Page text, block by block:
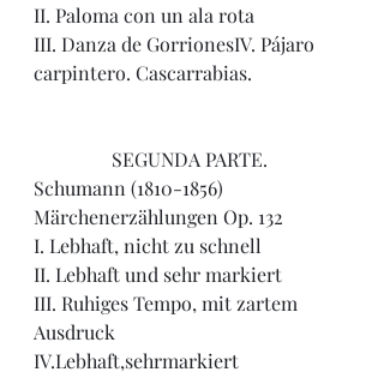
II. Paloma con un ala rota
III. Danza de GorrionesIV. Pájaro
carpintero. Cascarrabias.
SEGUNDA PARTE.
Schumann (1810-1856)
Märchenerzählungen Op. 132
I. Lebhaft, nicht zu schnell
II. Lebhaft und sehr markiert
III. Ruhiges Tempo, mit zartem
Ausdruck
IV.Lebhaft,sehrmarkiert